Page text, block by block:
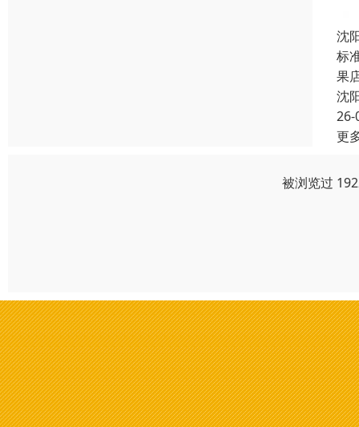
沈
标
果
沈
26-
更
被浏览过